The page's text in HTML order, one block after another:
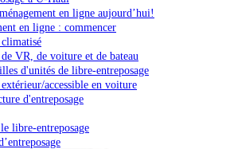
en ligne aujourd’hui!
en ligne : commencer
VR, de voiture et de bateau
d'unités de libre-entreposage
accessible en voiture
d'entreposage
libre-entreposage